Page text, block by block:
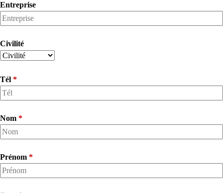
Entreprise
Civilité
Tél *
Nom *
Prénom *